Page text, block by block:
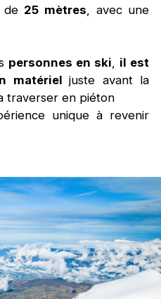
de 25 mètres , avec une
personnes en ski
il est
matérieljuste avant la
traverser en piéton
unique à revenir